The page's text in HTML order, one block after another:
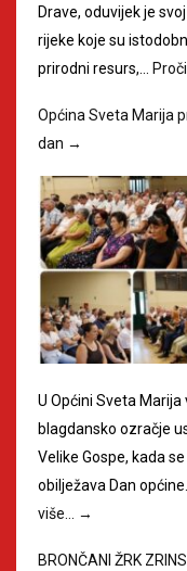
Drave, oduvijek je
rijeke koje su
prirodni resurs,…
Općina Sveta Marija
dan →
U Općini Sveta Marija
blagdansko ozračje
Velike Gospe, kada
obilježava Dan
više…
→
BRONČANI ŽRK